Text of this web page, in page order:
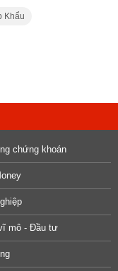
Khẩu
chứng khoán
mô - Đầu tư